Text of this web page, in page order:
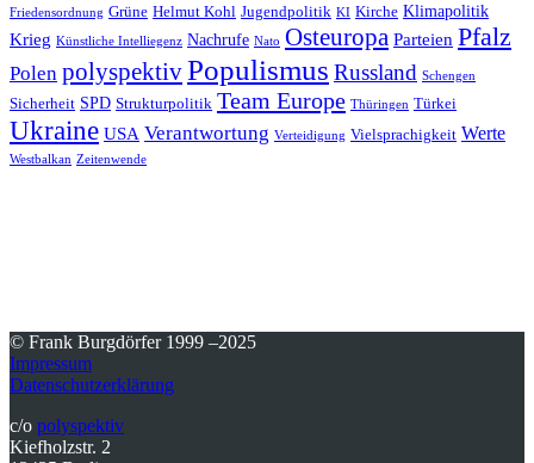
Friedensordnung Grüne Helmut Kohl Jugendpolitik KI Kirche Klimapolitik
Krieg Künstliche Intelliegenz Nachrufe Nato Osteuropa Parteien Pfalz
Polen polyspektivPopulismus Russland Schengen
Sicherheit SPD Strukturpolitik Team Europe Thüringen Türkei
Ukraine USA Verantwortung Verteidigung Vielsprachigkeit Werte
Westbalkan Zeitenwende
© Frank Burgdörfer 1999 –2025
Impressum
Datenschutzerklärung
c/o polyspektiv
Kiefholzstr. 2